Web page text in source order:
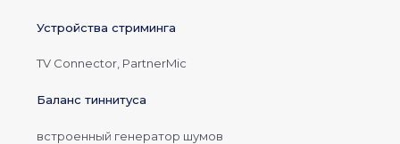
Устройства стриминга
TV Connector, PartnerMic
Баланс тиннитуса
встроенный генератор шумов